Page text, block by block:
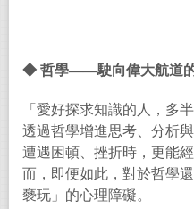
◆ 哲學——駛向偉大航道
「愛好探求知識的人，多
透過哲學增進思考、分析
遭遇困頓、挫折時，更能
而，即便如此，對於哲學
褻玩」的心理障礙。